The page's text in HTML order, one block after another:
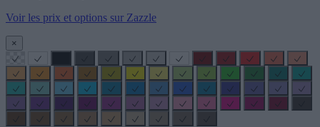
Voir les prix et options sur Zazzle
×